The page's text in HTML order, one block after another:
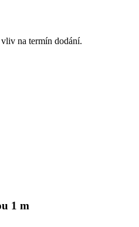
na termín dodání.
1 m